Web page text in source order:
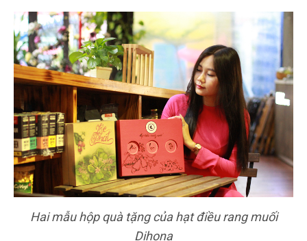
Hai mẫu hộp quà tặng của hạt điều rang muối
Dihona